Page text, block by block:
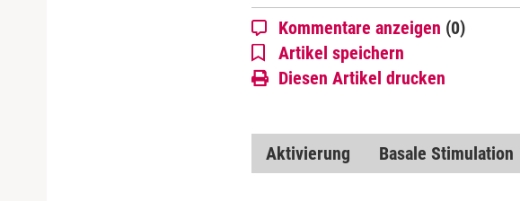
Kommentare anzeigen (0)
Artikel speichern
Diesen Artikel drucken
Aktivierung Basale Stimulation